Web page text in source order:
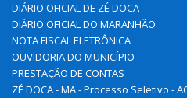
DIÁRIO OFICIAL DE ZÉ DOCA
DIÁRIO OFICIAL DO MARANHÃO
NOTA FISCAL ELETRÔNICA
OUVIDORIA DO MUNICÍPIO
PRESTAÇÃO DE CONTAS
ZÉ DOCA - MA - Processo Seletivo -